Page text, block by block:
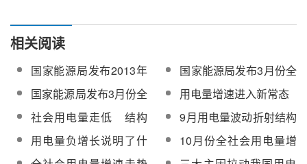
相关阅读
国家能源局发布2013年
全社会用电量数据 累计
53223亿千瓦时
国家能源局发布3月份全
社会用电量
国家能源局发布3月份全
社会用电量
用电量增速进入新常态
社会用电量走低 结构
优化是主因
9月用电量波动折射结构
调整积极变化
用电量负增长说明了什
么
10月份全社会用电量增
速下降